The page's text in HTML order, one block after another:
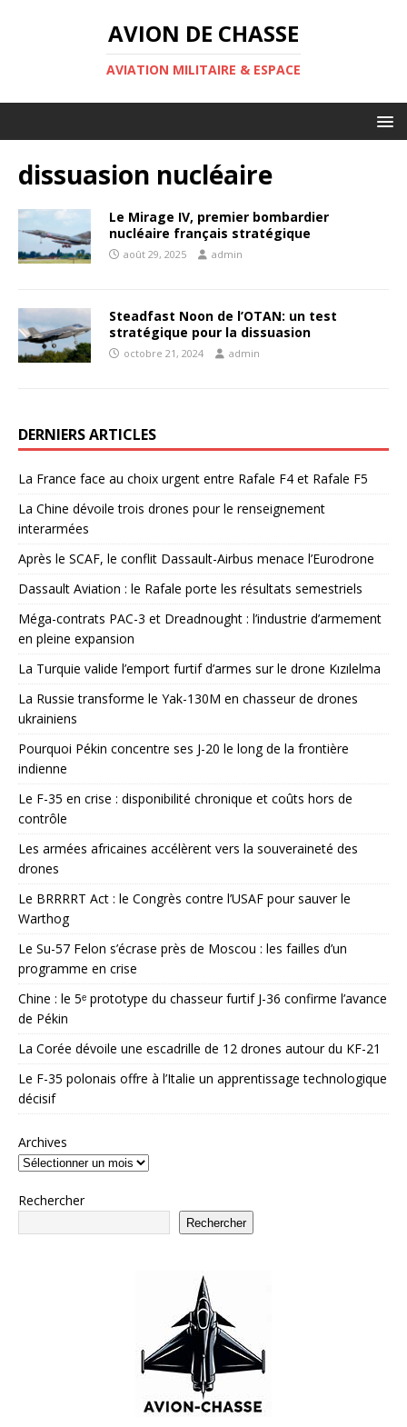
AVION DE CHASSE
AVIATION MILITAIRE & ESPACE
dissuasion nucléaire
Le Mirage IV, premier bombardier
nucléaire français stratégique
août 29, 2025 admin
Steadfast Noon de l’OTAN: un test
stratégique pour la dissuasion
octobre 21, 2024 admin
DERNIERS ARTICLES
La France face au choix urgent entre Rafale F4 et Rafale F5
La Chine dévoile trois drones pour le renseignement
interarmées
Après le SCAF, le conflit Dassault-Airbus menace l’Eurodrone
Dassault Aviation : le Rafale porte les résultats semestriels
Méga-contrats PAC-3 et Dreadnought : l’industrie d’armement
en pleine expansion
La Turquie valide l’emport furtif d’armes sur le drone Kızılelma
La Russie transforme le Yak-130M en chasseur de drones
ukrainiens
Pourquoi Pékin concentre ses J-20 le long de la frontière
indienne
Le F-35 en crise : disponibilité chronique et coûts hors de
contrôle
Les armées africaines accélèrent vers la souveraineté des
drones
Le BRRRRT Act : le Congrès contre l’USAF pour sauver le
Warthog
Le Su-57 Felon s’écrase près de Moscou : les failles d’un
programme en crise
Chine : le 5ᵉ prototype du chasseur furtif J-36 confirme l’avance
de Pékin
La Corée dévoile une escadrille de 12 drones autour du KF-21
Le F-35 polonais offre à l’Italie un apprentissage technologique
décisif
Archives
Rechercher
Rechercher